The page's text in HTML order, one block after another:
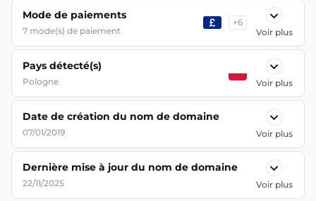
Mode de paiements
7 mode(s) de paiement
+6
Voir plus
Pays détecté(s)
Pologne Voir plus
Date de création du nom de domaine
07/01/2019 Voir plus
Dernière mise à jour du nom de domaine
22/11/2025 Voir plus